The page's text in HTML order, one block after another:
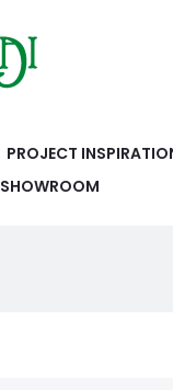
PROJECT
SHOWROOM